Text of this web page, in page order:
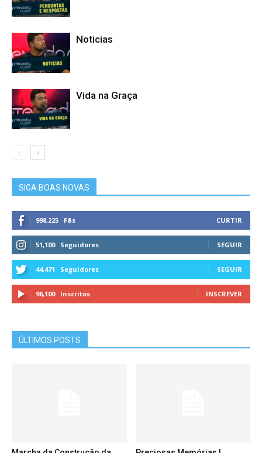
Noticias
Vida na Graça
SIGA BOAS NOVAS
998,225 Fãs CURTIR
51,100 Seguidores SEGUIR
44,471 Seguidores SEGUIR
96,100 Inscritos INSCREVER
ÚLTIMOS POSTS